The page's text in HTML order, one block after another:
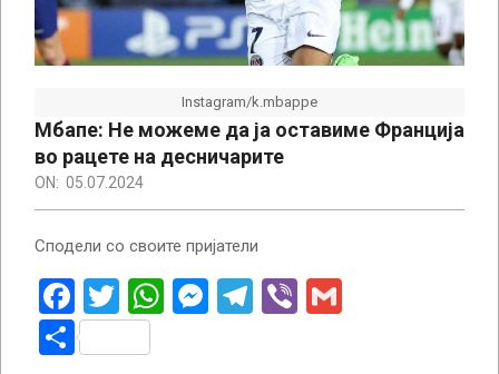
Instagram/k.mbappe
Мбапе: Не можеме да ја оставиме Франција
во рацете на десничарите
ON: 05.07.2024
Сподели со своите пријатели
Facebook
Twitter
WhatsApp
Messenger
Telegram
Viber
Share